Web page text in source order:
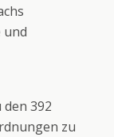
und
392
zu